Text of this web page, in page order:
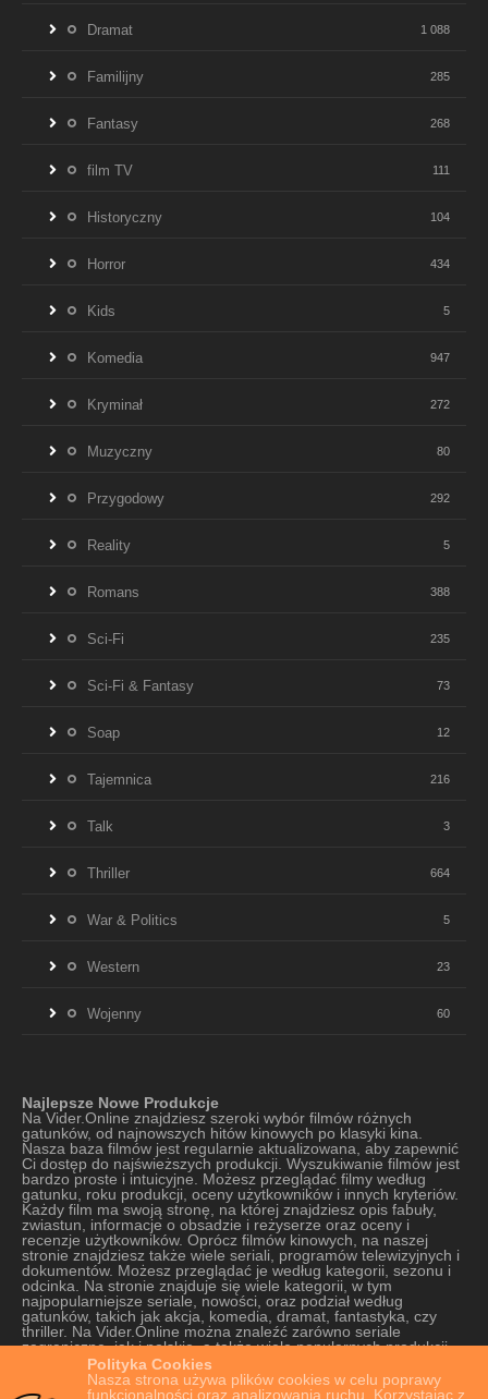
Polityka Cookies
Nasza strona używa plików cookies w celu poprawy
funkcjonalności oraz analizowania ruchu. Korzystając z
Dramat 1 088
Familijny 285
Fantasy 268
film TV 111
Historyczny 104
Horror 434
Kids 5
Komedia 947
Kryminał 272
Muzyczny 80
Przygodowy 292
Reality 5
Romans 388
Sci-Fi 235
Sci-Fi & Fantasy 73
Soap 12
Tajemnica 216
Talk 3
Thriller 664
War & Politics 5
Western 23
Wojenny 60
Najlepsze Nowe Produkcje
Na Vider.Online znajdziesz szeroki wybór filmów różnych
gatunków, od najnowszych hitów kinowych po klasyki kina.
Nasza baza filmów jest regularnie aktualizowana, aby zapewnić
Ci dostęp do najświeższych produkcji. Wyszukiwanie filmów jest
bardzo proste i intuicyjne. Możesz przeglądać filmy według
gatunku, roku produkcji, oceny użytkowników i innych kryteriów.
Każdy film ma swoją stronę, na której znajdziesz opis fabuły,
zwiastun, informacje o obsadzie i reżyserze oraz oceny i
recenzje użytkowników. Oprócz filmów kinowych, na naszej
stronie znajdziesz także wiele seriali, programów telewizyjnych i
dokumentów. Możesz przeglądać je według kategorii, sezonu i
odcinka. Na stronie znajduje się wiele kategorii, w tym
najpopularniejsze seriale, nowości, oraz podział według
gatunków, takich jak akcja, komedia, dramat, fantastyka, czy
thriller. Na Vider.Online można znaleźć zarówno seriale
zagraniczne, jak i polskie, a także wiele popularnych produkcji
oryginalnych platform VOD. Strona oferuje szeroki wybór seriali,
od tych najnowszych do tych starszych, które cieszą się kultową
popularnością. Nasza strona jest również bardzo łatwa w